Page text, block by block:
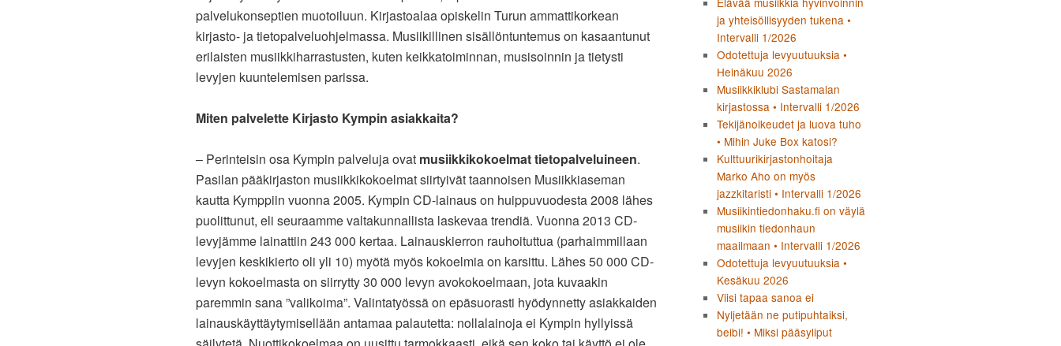
palvelukonseptien muotoiluun. Kirjastoalaa opiskelin Turun ammattikorkean
kirjasto- ja tietopalveluohjelmassa. Musiikillinen sisällöntuntemus on kasaantunut
erilaisten musiikkiharrastusten, kuten keikkatoiminnan, musisoinnin ja tietysti
levyjen kuuntelemisen parissa.
Miten palvelette Kirjasto Kympin asiakkaita?
– Perinteisin osa Kympin palveluja ovat musiikkikokoelmat tietopalveluineen.
Pasilan pääkirjaston musiikkikokoelmat siirtyivät taannoisen Musiikkiaseman
kautta Kymppiin vuonna 2005. Kympin CD-lainaus on huippuvuodesta 2008 lähes
puolittunut, eli seuraamme valtakunnallista laskevaa trendiä. Vuonna 2013 CD-
levyjämme lainattiin 243 000 kertaa. Lainauskierron rauhoituttua (parhaimmillaan
levyjen keskikierto oli yli 10) myötä myös kokoelmia on karsittu. Lähes 50 000 CD-
levyn kokoelmasta on siirrytty 30 000 levyn avokokoelmaan, jota kuvaakin
paremmin sana ”valikoima”. Valintatyössä on epäsuorasti hyödynnetty asiakkaiden
lainauskäyttäytymisellään antamaa palautetta: nollalainoja ei Kympin hyllyissä
ja yhteisöllisyyden tukena •
Intervalli 1/2026
Odotettuja levyuutuuksia •
Heinäkuu 2026
Musiikkiklubi Sastamalan
kirjastossa • Intervalli 1/2026
Tekijänoikeudet ja luova tuho
• Mihin Juke Box katosi?
Kulttuurikirjastonhoitaja
Marko Aho on myös
jazzkitaristi • Intervalli 1/2026
Musiikintiedonhaku.fi on väylä
musiikin tiedonhaun
maailmaan • Intervalli 1/2026
Odotettuja levyuutuuksia •
Kesäkuu 2026
Viisi tapaa sanoa ei
Nyljetään ne putipuhtaiksi,
beibi! • Miksi pääsyliput